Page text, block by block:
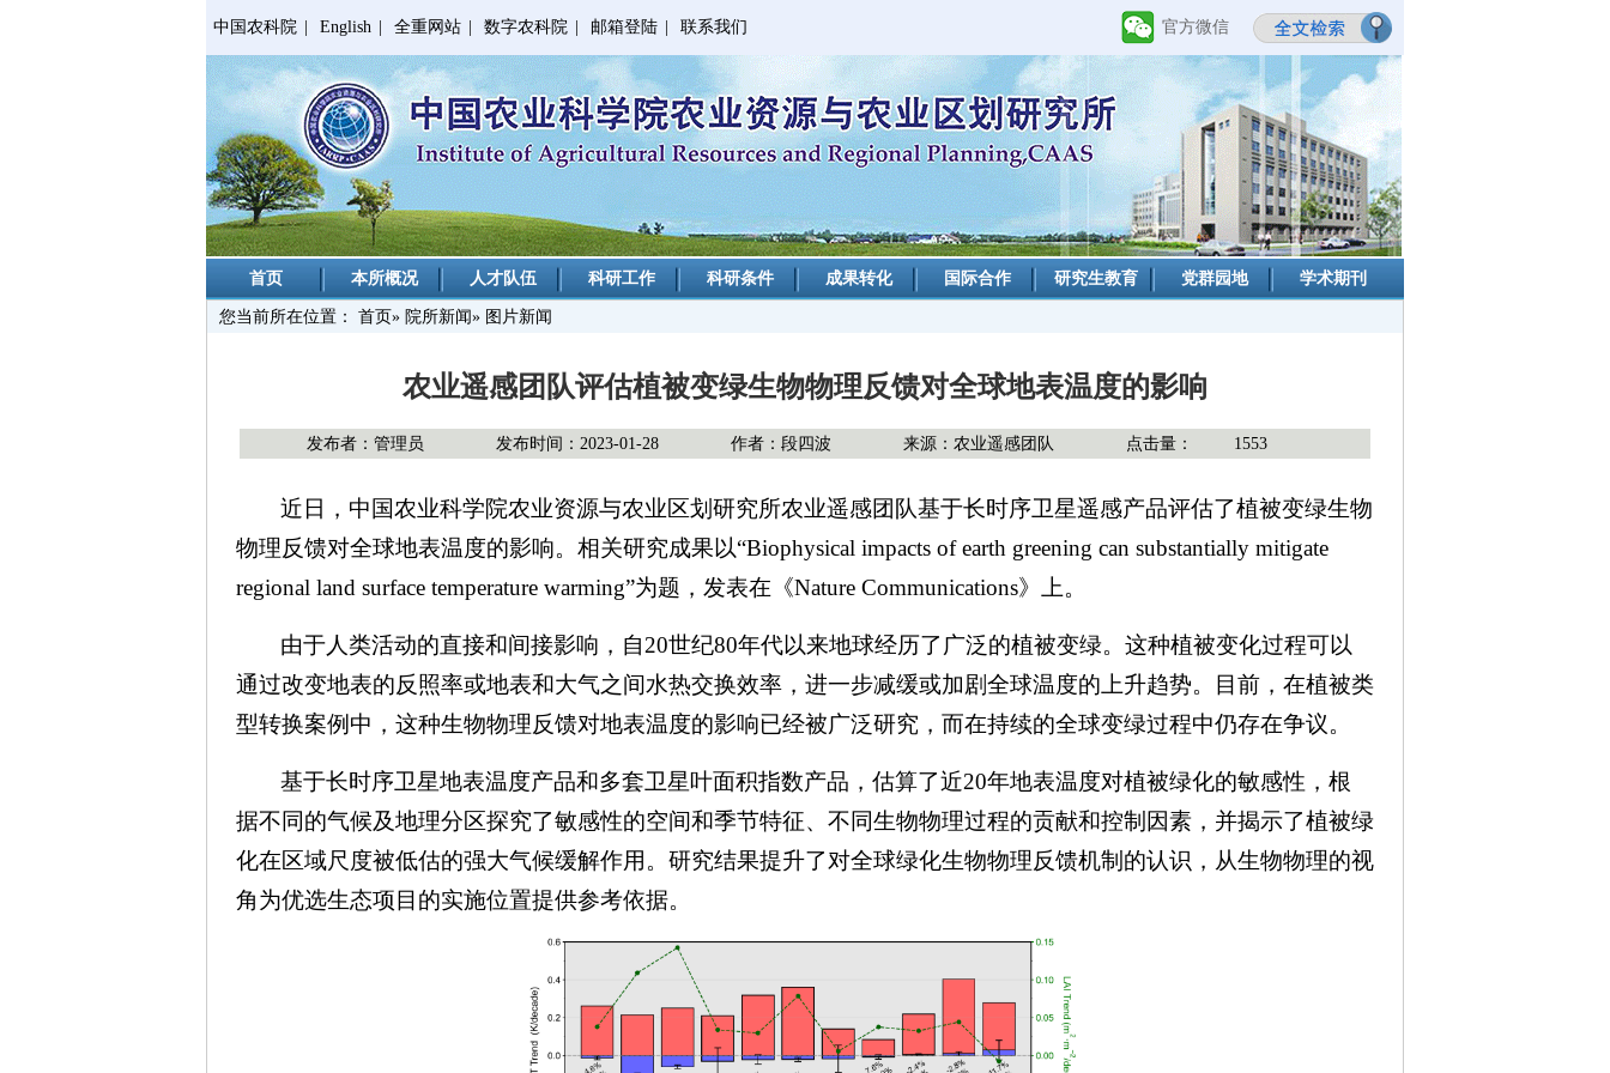
中国农科院 English 全重网站 数字农科院 邮箱登陆 联系我们 官方微信
首页 本所概况 人才队伍 科研工作 科研条件 成果转化 国际合作 研究生教育 党群园地 学术期刊
您当前所在位置： 首页» 院所新闻» 图片新闻
农业遥感团队评估植被变绿生物物理反馈对全球地表温度的影响
发布者：管理员 发布时间：2023-01-28 作者：段四波 来源：农业遥感团队 点击量： 1553
近日，中国农业科学院农业资源与农业区划研究所农业遥感团队基于长时序卫星遥感产品评估了植被变绿生物
物理反馈对全球地表温度的影响。相关研究成果以“Biophysical impacts of earth greening can substantially mitigate
regional land surface temperature warming”为题，发表在《Nature Communications》上。
由于人类活动的直接和间接影响，自20世纪80年代以来地球经历了广泛的植被变绿。这种植被变化过程可以
通过改变地表的反照率或地表和大气之间水热交换效率，进一步减缓或加剧全球温度的上升趋势。目前，在植被类
型转换案例中，这种生物物理反馈对地表温度的影响已经被广泛研究，而在持续的全球变绿过程中仍存在争议。
基于长时序卫星地表温度产品和多套卫星叶面积指数产品，估算了近20年地表温度对植被绿化的敏感性，根
据不同的气候及地理分区探究了敏感性的空间和季节特征、不同生物物理过程的贡献和控制因素，并揭示了植被绿
化在区域尺度被低估的强大气候缓解作用。研究结果提升了对全球绿化生物物理反馈机制的认识，从生物物理的视
角为优选生态项目的实施位置提供参考依据。